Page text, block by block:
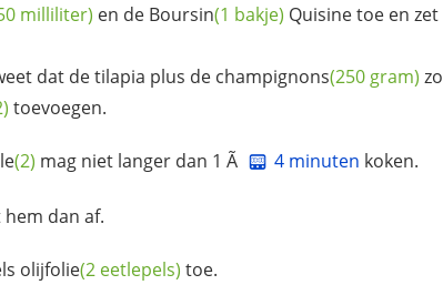
milliliter) en de Boursin(1 bakje) Quisine toe en zet
dat de tilapia plus de champignons(250 gram) zo
toevoegen.
(2) mag niet langer dan 1 Ã 4 minuten koken.
hem dan af.
olijfolie(2 eetlepels) toe.